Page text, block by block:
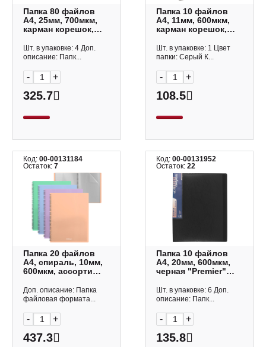
Папка 80 файлов
А4, 25мм, 700мкм,
карман корешок,
EC211930003 Expert
Complete
Шт. в упаковке: 4 Доп.
описание: Папк...
- +
325.7
Папка 10 файлов
А4, 11мм, 600мкм,
карман корешок,
Бюрократ
Шт. в упаковке: 1 Цвет
папки: Серый К...
- +
108.5
Код: 00-00131184
Остаток: 7
Папка 20 файлов
А4, спираль, 10мм,
600мкм, ассорти
нежность" 61180
Erich Krause
Доп. описание: Папка
файловая формата...
- +
437.3
Код:00-00131952
Остаток:22
Папка 10 файлов
А4, 20мм, 600мкм,
черная "Premier"
Complete
Шт. в упаковке: 6 Доп.
описание: Папк...
- +
135.8